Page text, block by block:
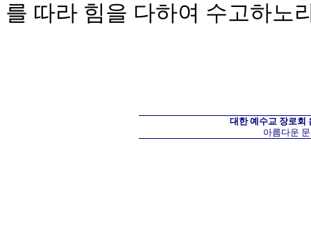
를 따라 힘을 다하여 수고하노
대한 예수교 장로회
아름다운